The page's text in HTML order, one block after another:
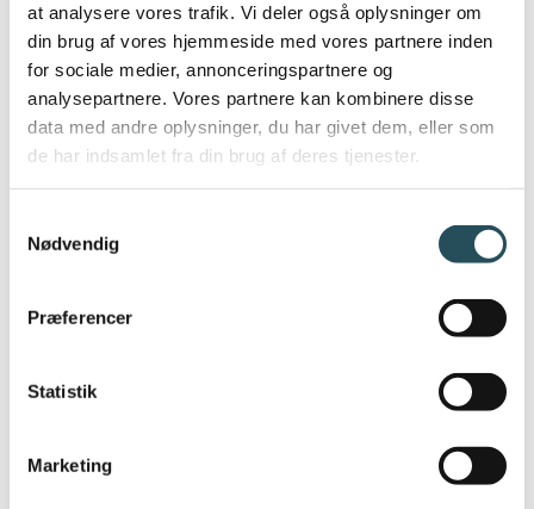
at analysere vores trafik. Vi deler også oplysninger om
din brug af vores hjemmeside med vores partnere inden
for sociale medier, annonceringspartnere og
analysepartnere. Vores partnere kan kombinere disse
data med andre oplysninger, du har givet dem, eller som
de har indsamlet fra din brug af deres tjenester.
Nødvendig
Præferencer
Statistik
Marketing
store konsekvenser, og hvor velrenommerede
virksomheder kan regne med en fair og
forudsigelig behandling.